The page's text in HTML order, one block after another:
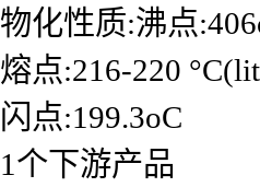
物化性质:沸点
熔点:216-220
闪点:199.3oC
1个下游产品